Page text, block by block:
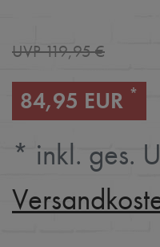
UVP 119,95 €
84,95 EUR *
* inkl. ges.